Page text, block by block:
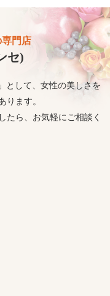
門店
セ)
として、女性の美しさを
ります。
たら、お気軽にご相談く